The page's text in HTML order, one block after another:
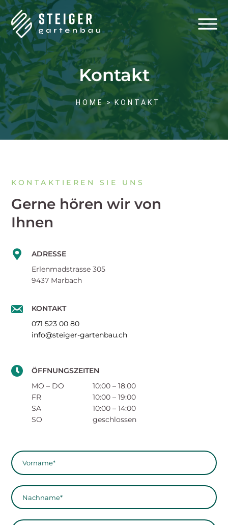
Kontakt
HOME > KONTAKT
KONTAKTIEREN SIE UNS
Gerne hören wir von
Ihnen
ADRESSE
Erlenmadstrasse 305
9437 Marbach
KONTAKT
071 523 00 80
info@steiger-gartenbau.ch
ÖFFNUNGSZEITEN
MO – DO
10:00 – 18:00
FR
10:00 – 19:00
SA
10:00 – 14:00
SO
geschlossen